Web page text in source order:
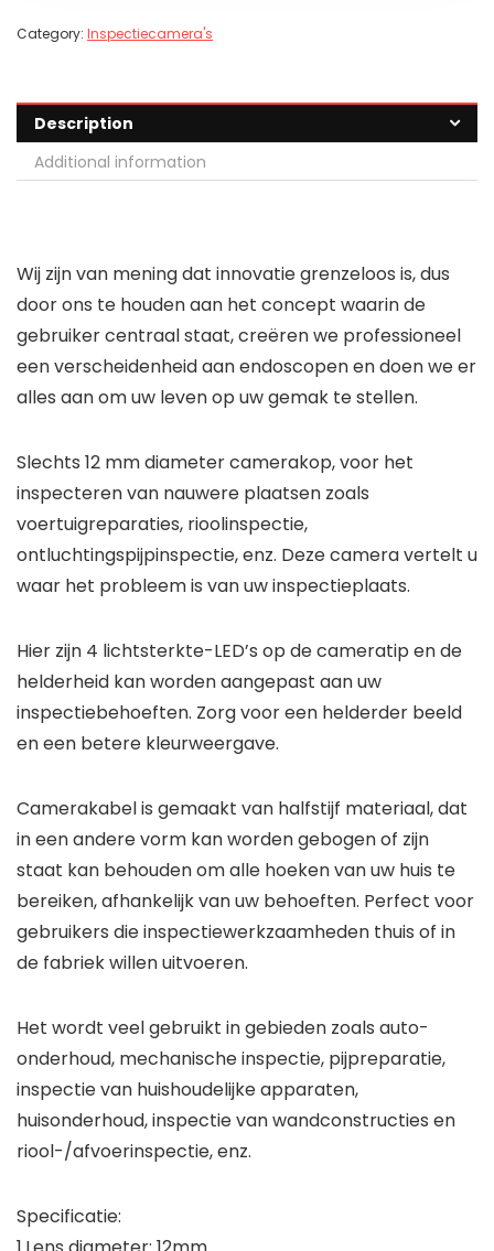
Category: Inspectiecamera's
Description
Additional information
Wij zijn van mening dat innovatie grenzeloos is, dus
door ons te houden aan het concept waarin de
gebruiker centraal staat, creëren we professioneel
een verscheidenheid aan endoscopen en doen we er
alles aan om uw leven op uw gemak te stellen.
Slechts 12 mm diameter camerakop, voor het
inspecteren van nauwere plaatsen zoals
voertuigreparaties, rioolinspectie,
ontluchtingspijpinspectie, enz. Deze camera vertelt u
waar het probleem is van uw inspectieplaats.
Hier zijn 4 lichtsterkte-LED’s op de cameratip en de
helderheid kan worden aangepast aan uw
inspectiebehoeften. Zorg voor een helderder beeld
en een betere kleurweergave.
Camerakabel is gemaakt van halfstijf materiaal, dat
in een andere vorm kan worden gebogen of zijn
staat kan behouden om alle hoeken van uw huis te
bereiken, afhankelijk van uw behoeften. Perfect voor
gebruikers die inspectiewerkzaamheden thuis of in
de fabriek willen uitvoeren.
Het wordt veel gebruikt in gebieden zoals auto-
onderhoud, mechanische inspectie, pijpreparatie,
inspectie van huishoudelijke apparaten,
huisonderhoud, inspectie van wandconstructies en
riool-/afvoerinspectie, enz.
Specificatie: